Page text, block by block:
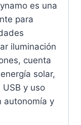
es una
para
iluminación
cuenta
solar,
y uso
autonomía y